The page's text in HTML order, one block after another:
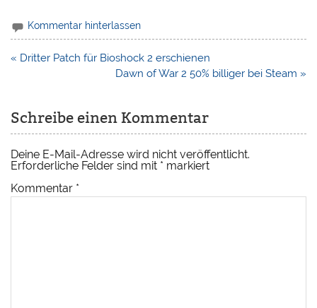
Kommentar hinterlassen
Beitragsnavigation
« Dritter Patch für Bioshock 2 erschienen
Dawn of War 2 50% billiger bei Steam »
Schreibe einen Kommentar
Deine E-Mail-Adresse wird nicht veröffentlicht.
Erforderliche Felder sind mit * markiert
Kommentar *